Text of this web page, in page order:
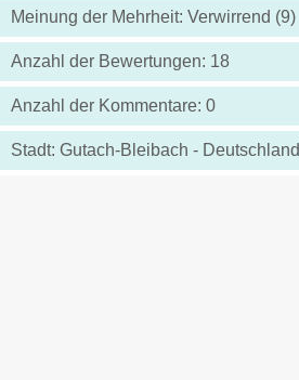
Meinung der Mehrheit: Verwirrend (9)
Anzahl der Bewertungen: 18
Anzahl der Kommentare: 0
Stadt: Gutach-Bleibach - Deutschland